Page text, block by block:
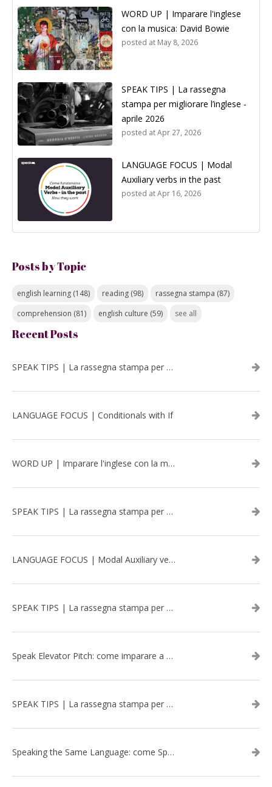
WORD UP | Imparare l'inglese
con la musica: David Bowie
posted at May 8, 2026
SPEAK TIPS | La rassegna
stampa per migliorare l’inglese -
aprile 2026
posted atApr 27, 2026
LANGUAGE FOCUS | Modal
Auxiliary verbs in the past
posted atApr 16, 2026
Posts by Topic
english learning (148) reading (98) rassegna stampa (87)
comprehension (81) english culture (59) see all
Recent Posts
SPEAK TIPS | La rassegna stampa per migliorare l’inglese - luglio 2026
LANGUAGE FOCUS | Conditionals with If
WORD UP | Imparare l'inglese con la musica: David Bowie
SPEAK TIPS | La rassegna stampa per migliorare l’inglese - aprile 2026
LANGUAGE FOCUS | Modal Auxiliary verbs in the past
SPEAK TIPS | La rassegna stampa per migliorare l’inglese - marzo 2026
Speak Elevator Pitch: come imparare a gestire una presentazione in inglese
SPEAK TIPS | La rassegna stampa per migliorare l’inglese - febbraio 2026
Speaking the Same Language: come Speak aiuta a rafforzare i team attraverso il Team Building in inglese